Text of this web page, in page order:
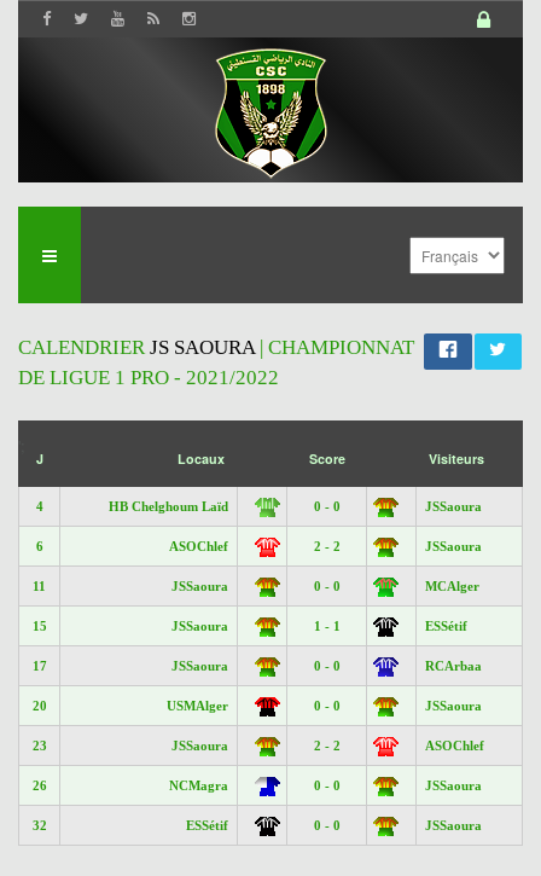
CALENDRIERJS SAOURA| CHAMPIONNAT
DE LIGUE 1 PRO - 2021/2022
J Locaux Score Visiteurs
4 HB Chelghoum Laïd 0 - 0 JSSaoura
6 ASOChlef 2 - 2 JSSaoura
11 JSSaoura 0 - 0 MCAlger
15 JSSaoura 1 - 1 ESSétif
17 JSSaoura 0 - 0 RCArbaa
20 USMAlger 0 - 0 JSSaoura
23 JSSaoura 2 - 2 ASOChlef
26 NCMagra 0 - 0 JSSaoura
32 ESSétif 0 - 0 JSSaoura